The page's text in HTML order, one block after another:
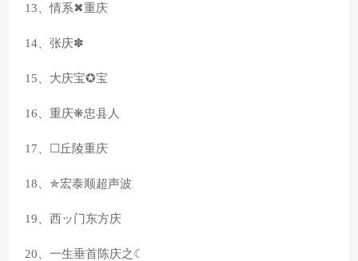
13、情系✖重庆
14、张庆✽
15、大庆宝✪宝
16、重庆❋忠县人
17、☐丘陵重庆
18、✯宏泰顺超声波
19、西ッ门东方庆
20、一生垂首陈庆之☾